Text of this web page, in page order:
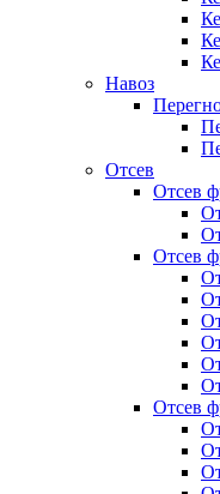
Навоз
Отсев
Отсев
Отсев
Отсев